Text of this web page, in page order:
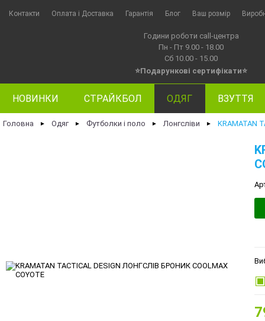
Контакти Оплата i Доставка Гарантія Блог Ваш розмір
Години роботи call-центра
Пн - Пт 9.00 - 18.00
Сб 10.00 - 15.00
⭐Подарункові сертифікати⭐
НОВИНКИ СТРАЙКБОЛ ОДЯГ ВЗУТТЯ
Головна ► Одяг ► Футболки і поло ► Лонгсліви ► KRAMATAN